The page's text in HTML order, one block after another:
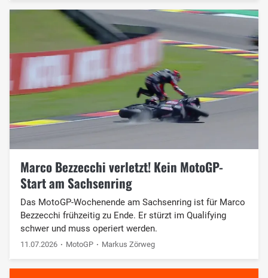
Marco Bezzecchi verletzt! Kein MotoGP-
Start am Sachsenring
Das MotoGP-Wochenende am Sachsenring ist für Marco
Bezzecchi frühzeitig zu Ende. Er stürzt im Qualifying
schwer und muss operiert werden.
11.07.2026 MotoGP Markus Zörweg